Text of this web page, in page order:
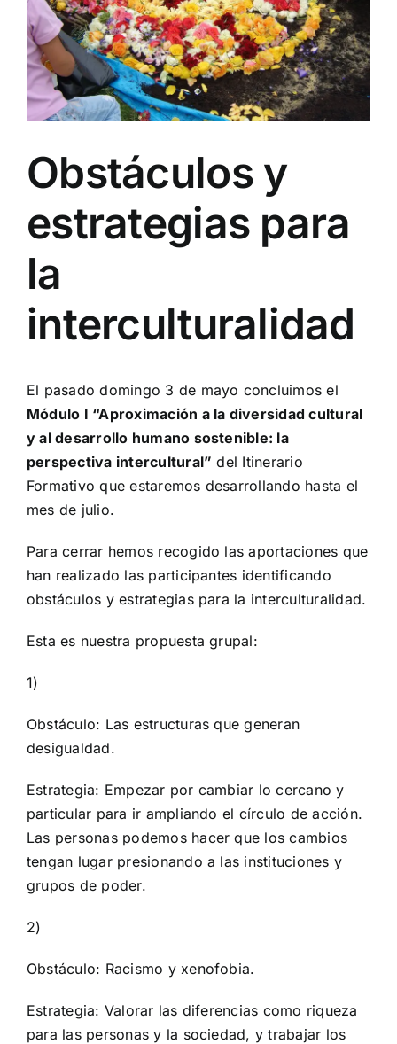
Obstáculos y
estrategias para
la
interculturalidad
El pasado domingo 3 de mayo concluimos el
Módulo I “Aproximación a la diversidad cultural
y al desarrollo humano sostenible: la
perspectiva intercultural” del Itinerario
Formativo que estaremos desarrollando hasta el
mes de julio.
Para cerrar hemos recogido las aportaciones que
han realizado las participantes identificando
obstáculos y estrategias para la interculturalidad.
Esta es nuestra propuesta grupal:
1)
Obstáculo: Las estructuras que generan
desigualdad.
Estrategia: Empezar por cambiar lo cercano y
particular para ir ampliando el círculo de acción.
Las personas podemos hacer que los cambios
tengan lugar presionando a las instituciones y
grupos de poder.
2)
Obstáculo: Racismo y xenofobia.
Estrategia: Valorar las diferencias como riqueza
para las personas y la sociedad, y trabajar los